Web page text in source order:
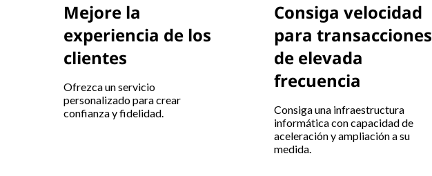
Mejore la
experiencia de los
clientes
Ofrezca un servicio
personalizado para crear
confianza y fidelidad.
Consiga velocidad
para transacciones
de elevada
frecuencia
Consiga una infraestructura
informática con capacidad de
aceleración y ampliación a su
medida.